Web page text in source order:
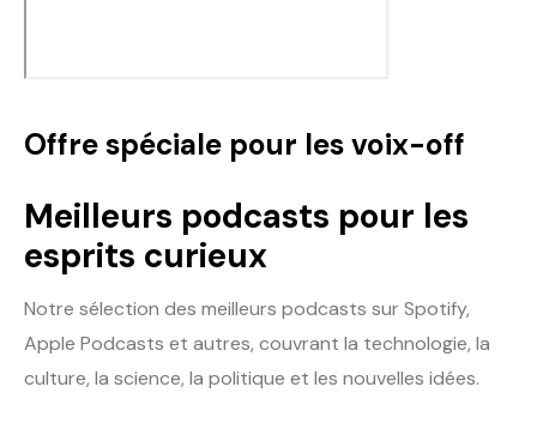
Offre spéciale pour les voix-off
Meilleurs podcasts pour les
esprits curieux
Notre sélection des meilleurs podcasts sur Spotify,
Apple Podcasts et autres, couvrant la technologie, la
culture, la science, la politique et les nouvelles idées.